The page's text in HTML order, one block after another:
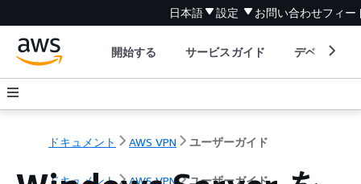
日本語 設定 お問い合わせフィー
開始する サービスガイド デベロッパ
ドキュメント AWS VPN ユーザーガイド
ドキュメント AWS VPN ユーザーガイド